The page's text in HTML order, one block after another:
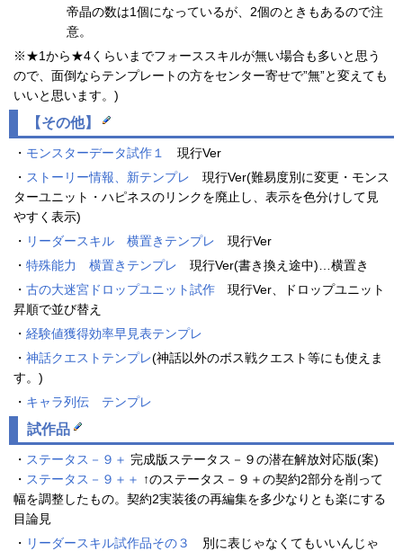
帝晶の数は1個になっているが、2個のときもあるので注
意。
※★1から★4くらいまでフォーススキルが無い場合も多いと思う
ので、面倒ならテンプレートの方をセンター寄せで”無”と変えても
いいと思います。)
【その他】
・ モンスターデータ試作１
現行Ver
・ ストーリー情報、新テンプレ 現行Ver(難易度別に変更・モンス
ターユニット・ハピネスのリンクを廃止し、表示を色分けして見
やすく表示)
・ リーダースキル 横置きテンプレ 現行Ver
・ 特殊能力 横置きテンプレ 現行Ver(書き換え途中)…横置き
・ 古の大迷宮 ドロップユニット試作 現行Ver、ドロップユニット
昇順で並び替え
・ 経験値獲得効率早見表テンプレ
・ 神話クエスト テンプレ(神話以外のボス戦クエスト等にも使えま
す。)
・ キャラ列伝 テンプレ
試作品
・ ステータス－９＋ 完成版ステータス－９の潜在解放対応版(案)
・ ステータス－９＋＋ ↑のステータス－９＋の契約2部分を削って
幅を調整したもの。契約2実装後の再編集を多少なりとも楽にする
目論見
・ リーダースキル試作品その３
別に表じゃなくてもいいんじゃ